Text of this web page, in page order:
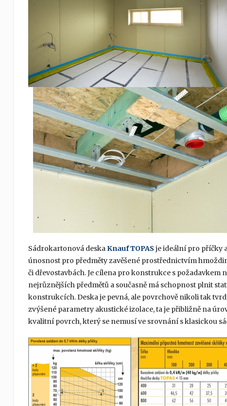
Sádrokartonová deskaKnauf TOPAS je ideální pro příčky
únosnost pro předměty zavěšené prostřednictvím
či dřevostavbách. Je cílena pro konstrukce s požadavkem
nejrůznějších předmětů a současně má schopnost plnit
konstrukcích. Deska je pevná, ale povrchově nikoli tak
zvýšené parametry akustické izolace, ta je přibližně na
kvalitní povrch, který se nemusí ve srovnání s klasickou